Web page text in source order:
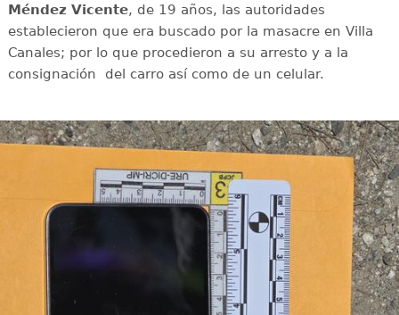
Méndez Vicente, de 19 años, las autoridades
establecieron que era buscado por la masacre en Villa
Canales; por lo que procedieron a su arresto y a la
consignación del carro así como de un celular.